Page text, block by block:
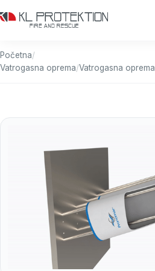
Početna/
Vatrogasna oprema/Vatrogasna oprema